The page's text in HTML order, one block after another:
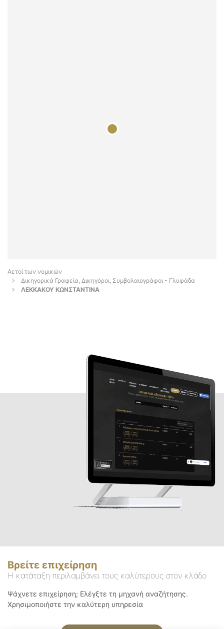
Αετοί των νομικών
Δικηγορικά Γραφεία, Δικηγόροι, Συμβολαιογράφοι - Γλυφάδα
ΛΕΚΚΑΚΟΥ ΚΩΝΣΤΑΝΤΙΝΑ
Βρείτε επιχείρηση
Η κατάταξη περιλαμβάνει τους καλύτερους στον κλάδο
Ψάχνετε επιχείρηση; Ελέγξτε τη μηχανή αναζήτησης.
Χρησιμοποιήστε την καλύτερη υπηρεσία